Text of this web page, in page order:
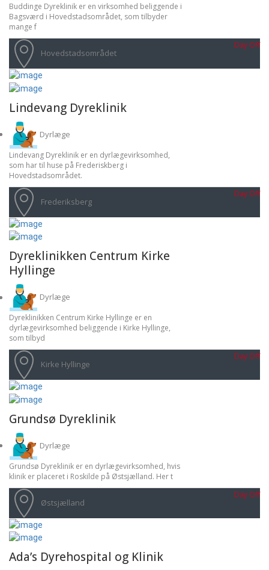
Buddinge Dyreklinik er en virksomhed beliggende i
Bagsværd i Hovedstadsområdet, som tilbyder
mange f
Hovedstadsområdet
Day Off
Lindevang Dyreklinik
Dyrlæge
Lindevang Dyreklinik er en dyrlægevirksomhed,
som har til huse på Frederiskberg i
Hovedstadsområdet.
Frederiksberg
Day Off
Dyreklinikken Centrum Kirke
Hyllinge
Dyrlæge
Dyreklinikken Centrum Kirke Hyllinge er en
dyrlægevirksomhed beliggende i Kirke Hyllinge,
som tilbyd
Kirke Hyllinge
Day Off
Grundsø Dyreklinik
Dyrlæge
Grundsø Dyreklinik er en dyrlægevirksomhed, hvis
klinik er placeret i Roskilde på Østsjælland. Her t
Østsjælland
Day Off
Ada’s Dyrehospital og Klinik